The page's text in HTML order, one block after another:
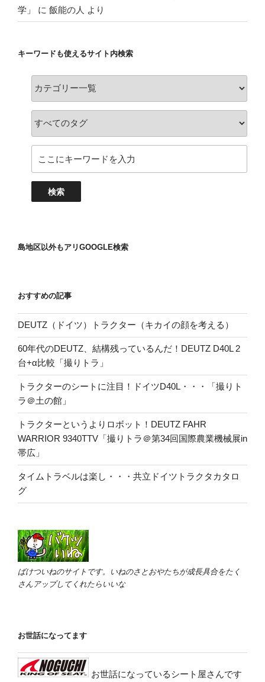
学」
に 飯能の人 より
キーワードも使えるサイト内検索
島地区以外もアリGOOGLE検索
おすすめの記事
DEUTZ（ドイツ）トラクター（キカイの顔を考える）
60年代のDEUTZ、結構残っているんだ！DEUTZ D40L 2
台+α比較「撮りトラ」
トラクターのシートに注目！ドイツD40L・・・「撮りト
ラ＠土の館」
トラクターというよりロボット！DEUTZ FAHR
WARRIOR 9340TTV「撮りトラ＠第34回国際農業機械展in
帯広」
タイムトラベルは楽し・・・共立ドイツトラクタカタロ
グ
ばけついねのサイトです。いねのさとおやたちが成長具合をたく
さんアップしてくれたらいいな
お世話になってます
お世話になっているシート屋さんです